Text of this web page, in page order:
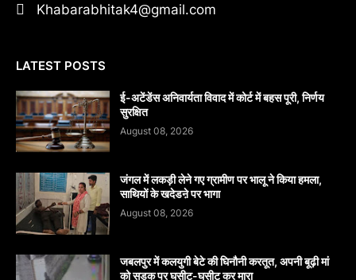
Khabarabhitak4@gmail.com
LATEST POSTS
​ई-अटेंडेंस अनिवार्यता विवाद में कोर्ट में बहस पूरी, निर्णय
सुरक्षित
August 08, 2026
जंगल में लकड़ी लेने गए ग्रामीण पर भालू ने किया हमला,
साथियों के खदेडऩे पर भागा
August 08, 2026
जबलपुर में कलयुगी बेटे की घिनौनी करतूत, अपनी बूढ़ी मां
को सड़क पर घसीट-घसीट कर मारा